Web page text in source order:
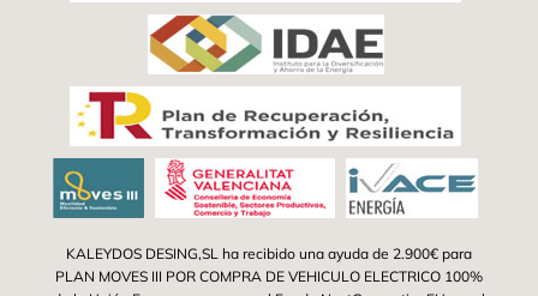
KALEYDOS DESING,SL ha recibido una ayuda de 2.900€ para
PLAN MOVES III POR COMPRA DE VEHICULO ELECTRICO 100%